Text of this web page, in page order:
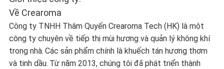
Về Crearoma
Công ty TNHH Thâm Quyến Crearoma Tech (HK) là một
công ty chuyên về tiếp thị mùi hương và quản lý không khí
trong nhà. Các sản phẩm chính là khuếch tán hương thơm
và tinh dầu. Từ năm 2013, chúng tôi đã phát triển thành